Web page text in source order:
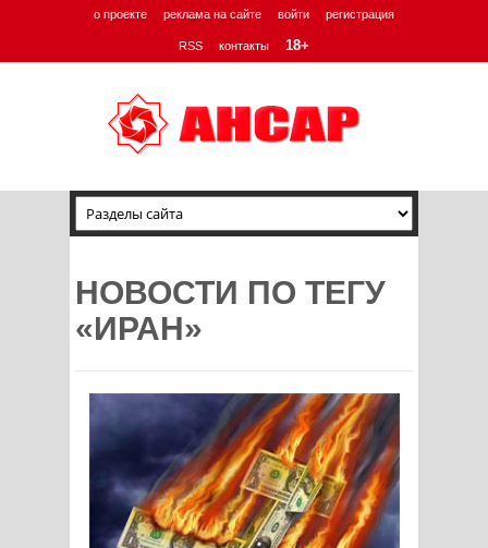
о проекте реклама на сайте войти регистрация
RSS контакты 18+
НОВОСТИ ПО ТЕГУ
«ИРАН»